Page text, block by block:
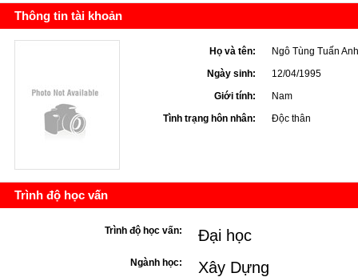
Thông tin tài khoản
Họ và tên:
Ngô Tùng Tuấn Anh
Ngày sinh:
12/04/1995
Giới tính:
Nam
Tình trạng hôn nhân:
Độc thân
Trình độ học vấn
Trình độ học vấn: Đại học
Ngành học: Xây Dựng